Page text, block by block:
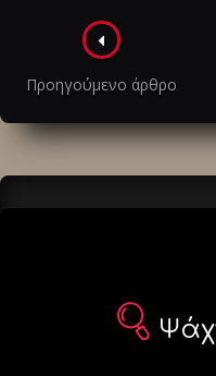
Πλοήγηση
στα
άρθρα
Προηγούμενο άρθρο